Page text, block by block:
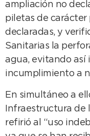
ampliación no
piletas de carácter
declaradas, y
Sanitarias la
agua, evitando así
incumplimiento a
En simultáneo a
Infraestructura de
refirió al “uso